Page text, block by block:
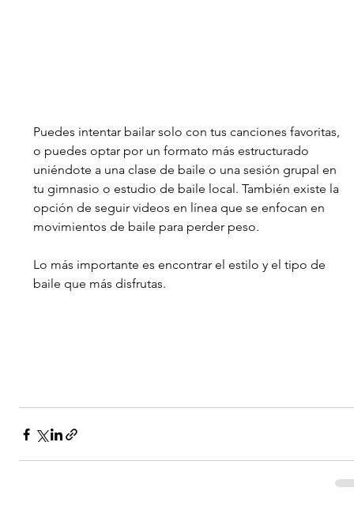
Puedes intentar bailar solo con tus canciones favoritas,
o puedes optar por un formato más estructurado
uniéndote a una clase de baile o una sesión grupal en
tu gimnasio o estudio de baile local. También existe la
opción de seguir videos en línea que se enfocan en
movimientos de baile para perder peso.
Lo más importante es encontrar el estilo y el tipo de
baile que más disfrutas.